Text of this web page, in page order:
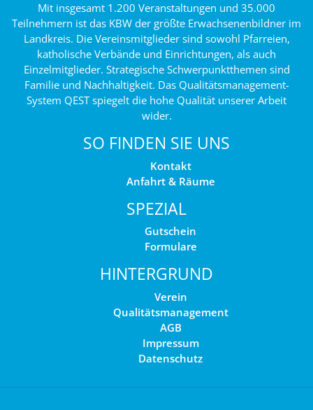
Mit insgesamt 1.200 Veranstaltungen und 35.000
Teilnehmern ist das KBW der größte Erwachsenenbildner im
Landkreis. Die Vereinsmitglieder sind sowohl Pfarreien,
katholische Verbände und Einrichtungen, als auch
Einzelmitglieder. Strategische Schwerpunktthemen sind
Familie und Nachhaltigkeit. Das Qualitätsmanagement-
System QEST spiegelt die hohe Qualität unserer Arbeit
wider.
SO FINDEN SIE UNS
Kontakt
Anfahrt & Räume
SPEZIAL
Gutschein
Formulare
HINTERGRUND
Verein
Qualitätsmanagement
AGB
Impressum
Datenschutz